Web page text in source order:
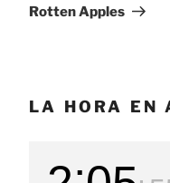
Rotten Apples
LA HORA EN